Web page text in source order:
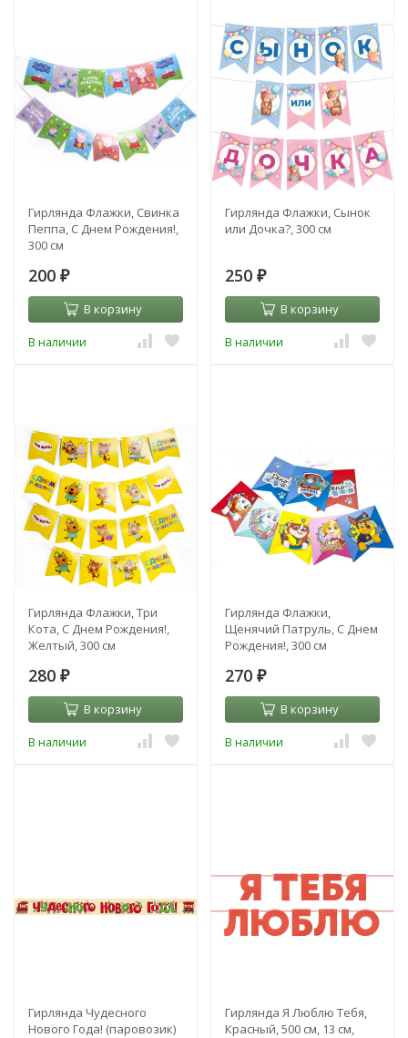
Гирлянда Флажки, Свинка
Пеппа, С Днем Рождения!,
300 см
200 ₽
В корзину
В наличии
Гирлянда Флажки, Сынок
или Дочка?, 300 см
250 ₽
В корзину
В наличии
Гирлянда Флажки, Три
Кота, С Днем Рождения!,
Желтый, 300 см
280 ₽
В корзину
В наличии
Гирлянда Флажки,
Щенячий Патруль, С Днем
Рождения!, 300 см
270 ₽
В корзину
В наличии
Гирлянда Чудесного
Нового Года! (паровозик)
Гирлянда Я Люблю Тебя,
Красный, 500 см, 13 см,